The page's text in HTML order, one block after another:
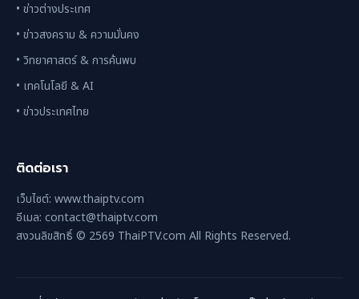
• ข่าวต่างประเทศ
• ข่าวสงคราม & ความมั่นคง
• วิทยาศาสตร์ & การค้นพบ
• เทคโนโลยี & AI
• ข่าวประเทศไทย
ติดต่อเรา
เว็บไซต์: www.thaiptv.com
อีเมล: contact@thaiptv.com
สงวนลิขสิทธิ์ © 2569 ThaiPTV.com All Rights Reserved.